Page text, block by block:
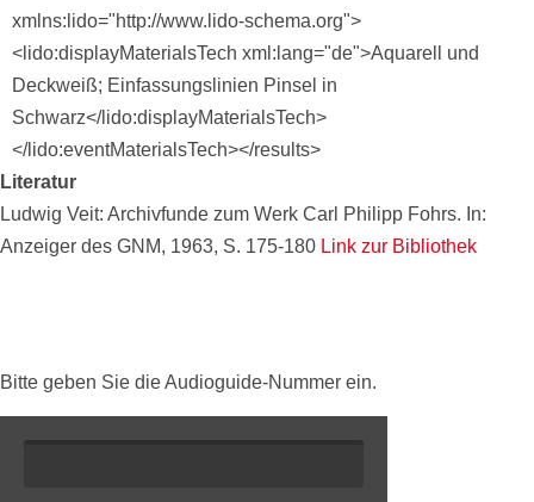
xmlns:lido="http://www.lido-schema.org">
<lido:displayMaterialsTech xml:lang="de">Aquarell und
Deckweiß; Einfassungslinien Pinsel in
Schwarz</lido:displayMaterialsTech>
</lido:eventMaterialsTech></results>
Literatur
Ludwig Veit: Archivfunde zum Werk Carl Philipp Fohrs. In:
Anzeiger des GNM, 1963, S. 175-180 Link zur Bibliothek
Bitte geben Sie die Audioguide-Nummer ein.